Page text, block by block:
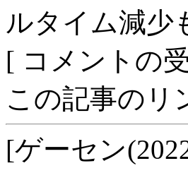
ルタイム減少
[ コメントの
この記事のリ
[ゲーセン